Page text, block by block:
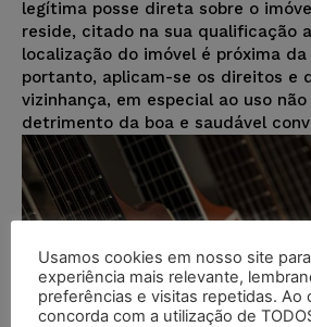
legítima posse direta sobre o
reside, citado na sua qualificação
localização do imóvel é próxima
portanto, aplicam-se os direitos e
vizinhança, em especial ao uso
detrimento da boa e saudável
Usamos cookies em nosso site
experiência mais relevante,
preferências e visitas repetidas. Ao
concorda com a utilização de